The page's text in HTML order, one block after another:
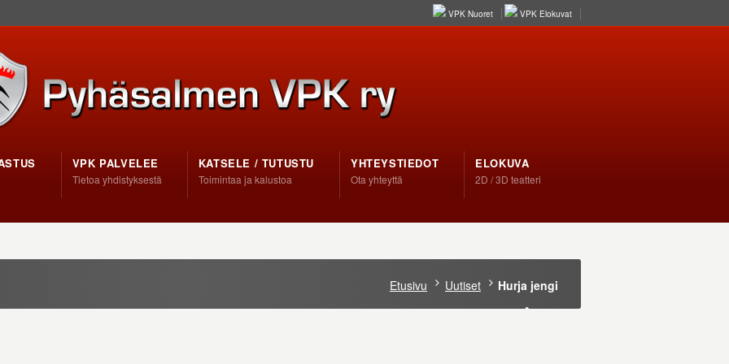
VPK Nuoret VPK Elokuvat
VPK PALVELEE
Tietoa yhdistyksestä
KATSELE / TUTUSTU
Toimintaa ja kalustoa
YHTEYSTIEDOT
Ota yhteyttä
ELOKUVA
2D / 3D teatteri
Etusivu Uutiset Hurja jengi